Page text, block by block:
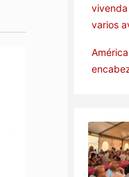
varios